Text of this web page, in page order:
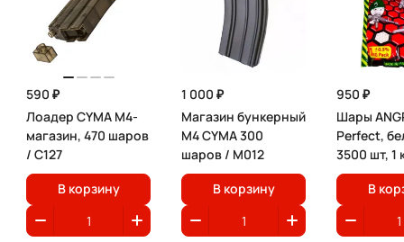
590 ₽
Лоадер CYMA M4-
магазин, 470 шаров
/ C127
В корзину
1 000 ₽
Магазин бункерный
M4 CYMA 300
шаров / М012
В корзину
950 ₽
Шары
Perfect,
3500 шт, 1
В